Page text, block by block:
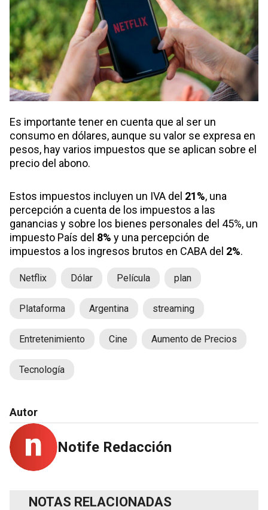
Es importante tener en cuenta que al ser un
consumo en dólares, aunque su valor se expresa en
pesos, hay varios impuestos que se aplican sobre el
precio del abono.
Estos impuestos incluyen un IVA del 21%, una
percepción a cuenta de los impuestos a las
ganancias y sobre los bienes personales del 45%, un
impuesto País del 8% y una percepción de
impuestos a los ingresos brutos en CABA del 2%.
Netflix Dólar Película plan
Plataforma Argentina streaming
Entretenimiento Cine Aumento de Precios
Tecnología
Autor
Notife Redacción
NOTAS RELACIONADAS